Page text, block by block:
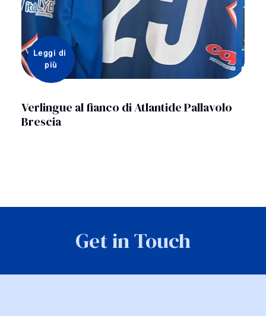
Verlingue al fianco di Atlantide Pallavolo
Brescia
Leggi di
più
Get in Touch